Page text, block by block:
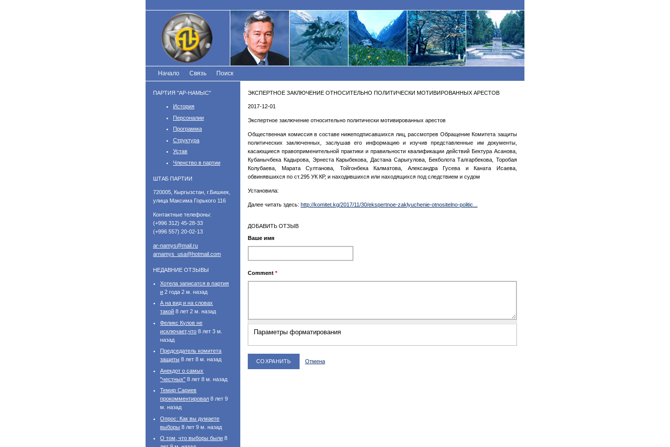
к
основному
содержанию
Начало Связь Поиск
ПАРТИЯ "АР-НАМЫС"
История
Персоналии
Программа
Структура
Устав
Членство в партии
ШТАБ ПАРТИИ
​720005, Кыргызстан, г.Бишкек,
улица Максима Горького 116
Контактные телефоны:
(+996 312) 45-28-33
(+996 557) 20-02-13
ar-namys@mail.ru
arnamys_usa@hotmail.com
НЕДАВНИЕ ОТЗЫВЫ
Хотела записатся в партия
и 2 года 2 м. назад
А на вид и на словах
такой 8 лет 2 м. назад
Феликс Кулов не
исключает,что 8 лет 3 м.
назад
Председатель комитета
защиты 8 лет 8 м. назад
Анекдот о самых
"честных" 8 лет 8 м. назад
Темир Сариев
прокомментировал 8 лет 9
м. назад
Опрос: Как вы думаете
выборы 8 лет 9 м. назад
О том, что выборы были 8
ЭКСПЕРТНОЕ ЗАКЛЮЧЕНИЕ ОТНОСИТЕЛЬНО ПОЛИТИЧЕСКИ МОТИВИРОВАННЫХ АРЕСТОВ
2017-12-01
Экспертное заключение относительно политически мотивированных арестов
Общественная комиссия в составе нижеподписавшихся лиц, рассмотрев Обращение Комитета защиты
политических заключенных, заслушав его информацию и изучив представленные им документы,
касающиеся правоприменительной практики и правильности квалификации действий Бектура Асанова,
Кубанычбека Кадырова, Эрнеста Карыбекова, Дастана Сарыгулова, Бекболота Талгарбекова, Торобая
Колубаева, Марата Султанова, Тойгонбека Калматова, Александра Гусева и Каната Исаева,
обвинявшихся по ст.295 УК КР, и находившихся или находящихся под следствием и судом
Установила:
Далее читать здесь: http://komitet.kg/2017/11/30/ekspertnoe-zaklyuchenie-otnositelno-politic...
ДОБАВИТЬ ОТЗЫВ
Ваше имя
Comment *
Параметры форматирования
Отмена